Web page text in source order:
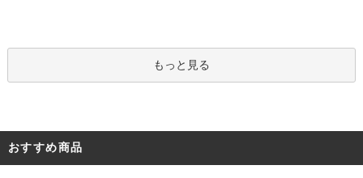
もっと見る
おすすめ商品